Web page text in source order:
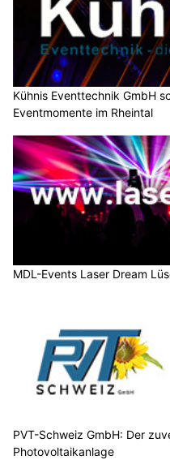
Kühnis Eventtechnik GmbH
Eventmomente im Rheintal
MDL-Events Laser Dream
PVT-Schweiz GmbH: Der
Photovoltaikanlage